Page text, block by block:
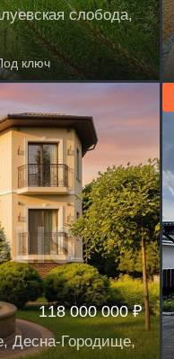
слобода,
ключ
118 000 000 ₽
Десна-Городище,